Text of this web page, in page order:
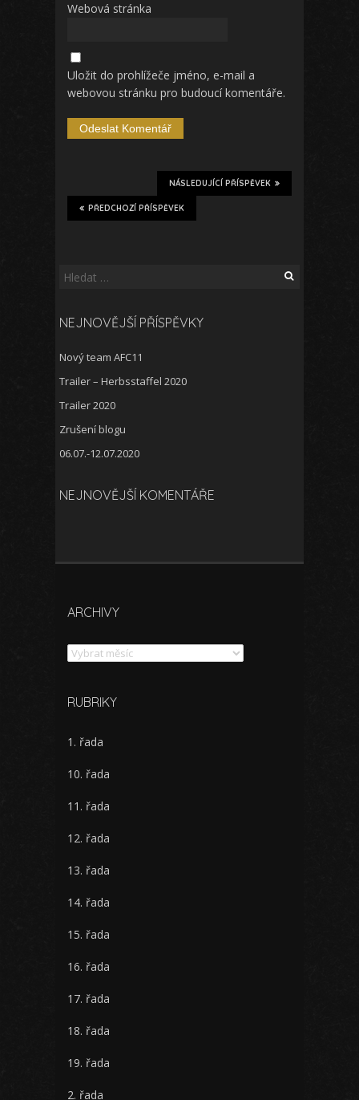
Webová stránka
Uložit do prohlížeče jméno, e-mail a
webovou stránku pro budoucí komentáře.
NÁSLEDUJÍCÍ PŘÍSPĚVEK
PŘEDCHOZÍ PŘÍSPĚVEK
Vyhledávání
NEJNOVĚJŠÍ PŘÍSPĚVKY
Nový team AFC11
Trailer – Herbsstaffel 2020
Trailer 2020
Zrušení blogu
06.07.-12.07.2020
NEJNOVĚJŠÍ KOMENTÁŘE
ARCHIVY
Archivy
RUBRIKY
1. řada
10. řada
11. řada
12. řada
13. řada
14. řada
15. řada
16. řada
17. řada
18. řada
19. řada
2. řada